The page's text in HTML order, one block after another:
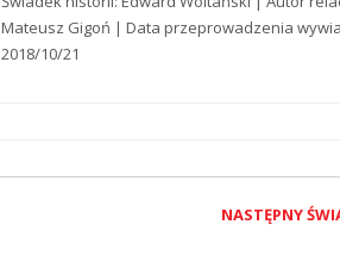
Mateusz Gigoń | Data przeprowadzenia
2018/10/21
NASTĘPNY